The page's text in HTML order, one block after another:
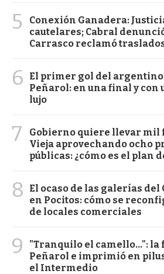
5
Conexión Ganadera:
cautelares; Cabral
Carrasco reclamó
6
El primer gol del argentino
Peñarol: en una final y con
lujo
7
Gobierno quiere llevar mil
Vieja aprovechando ocho
públicas: ¿cómo es el plan
8
El ocaso de las galerías del
en Pocitos: cómo se
de locales comerciales
9
"Tranquilo el camello...": la
Peñarol e imprimió en
el Intermedio